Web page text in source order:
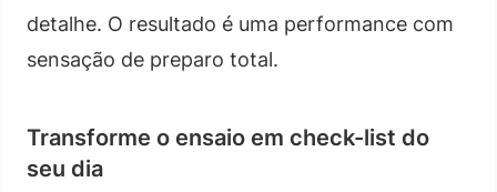
detalhe. O resultado é uma performance com
sensação de preparo total.
Transforme o ensaio em check-list do
seu dia